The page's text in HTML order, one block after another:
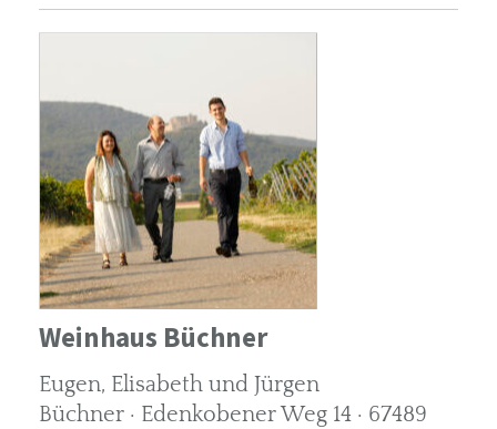
Weinhaus Büchner
Eugen, Elisabeth und Jürgen
Büchner · Edenkobener Weg 14 · 67489